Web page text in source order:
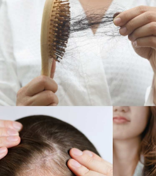
Achillea Millefolium Flower Water,
Sodium Benzoate, Caprylhydroxamic
Caprylate, Citric Acid.